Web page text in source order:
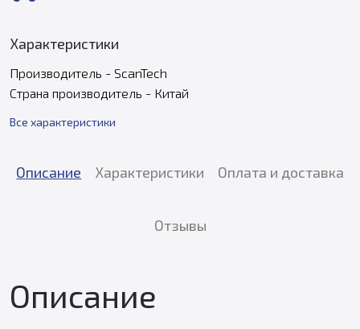
Характеристики
Производитель - ScanTech
Страна производитель - Китай
Все характеристики
Описание Характеристики Оплата и доставка
Отзывы
Описание